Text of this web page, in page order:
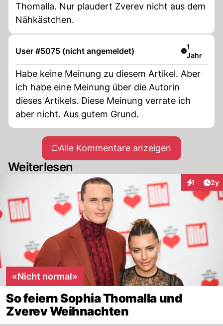
Thomalla. Nur plaudert Zverev nicht aus dem
Nähkästchen.
User #5075 (nicht angemeldet) Artikel
1
Jahr
Habe keine Meinung zu diesem Artikel. Aber
ich habe eine Meinung über die Autorin
dieses Artikels. Diese Meinung verrate ich
aber nicht. Aus gutem Grund.
Alle Kommentare anzeigen
Weiterlesen
1 2y
«Nicht normal»
So feiern Sophia Thomalla und
Zverev Weihnachten